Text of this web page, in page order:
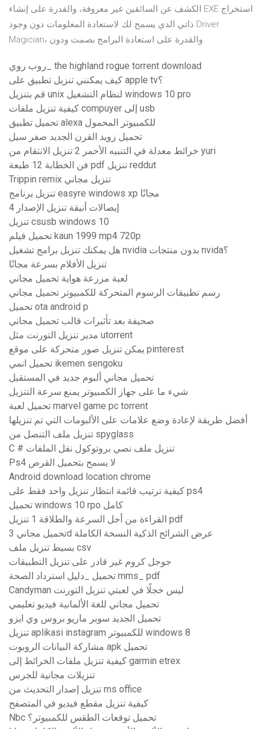
الكشف عن السائقين غير معروفة، والقدرة على إنشاء EXE استخراج
ذاتي الذي يسمح لك لاستعادة المعلومات دون وجود Driver
Magician، والقدرة على استعادة البرامج بصمت ودون
روب روي_ the highland rogue torrent download
كيف يمكنني تنزيل تطبيق على apple tv؟
قم بتنزيل unix لنظام التشغيل windows 10 pro
كيفية تنزيل ملفات compuyer إلى usb
تحميل تطبيق alexa للكمبيوتر المحمول
تحميل زويد القرن الجديد صفر سيل
خرائط معدلة في التنبيه الأحمر 2 تنزيل الانتقام من yuri
فن الخطابة 12 طبعة pdf تنزيل reddut
Trippin remix تنزيل مجاني
تنزيل برنامج easyre windows xp مجانًا
إيصالات أنيقة تنزيل الإصدار 4
تنزيل csusb windows 10
تحميل فيلم kaun 1999 mp4 720p
هل يمكنك تنزيل برامج تشغيل nvidia بدون منتجات nvida؟
تنزيل الأفلام بسرعة مجانًا
لعبة مزرعة هواية تحميل مجاني
رسم تطبيقات الرسوم المتحركة للكمبيوتر تحميل مجاني
تحميل ota android p
صحيفة بعد تأثيرات قالب تحميل مجاني
مدير تنزيل التورنت مثل utorrent
يمكن تنزيل صور متحركة على موقع pinterest
تحميل انمي ikemen sengoku
تحميل مجاني ألبوم جديد في المستقبل
شيء ما على جهاز الكمبيوتر يمنع سرعة التنزيل
تحميل لعبة marvel game pc torrent
أفضل طريقة لإعادة وضع علامات على الألبومات التي تم تنزيلها
تنزيل ملف التنصل من spyglass
C # تنزيل ملف نصي بروتوكول نقل الملفات
Ps4 لا يسمح بتحميل القرص
Android download location chrome
كيفية ترتيب قائمة انتظار تنزيل واحد فقط على ps4
تحميل windows 10 rpo كامل
القراءة من أجل السرعة والطلاقة 1 تنزيل pdf
تحميل مجاني 3d عرض الشرائح الذكية النسخة الكاملة
بسيط تنزيل ملف csv
جوجل كروم غير قادر على تنزيل التطبيقات
تحميل _دليل استرداد الصحة mms_ pdf
Candyman ليس خجلًا في لعبتي تنزيل التورنت
تحميل مجاني للغة الألمانية فيديو تعليمي
تحميل الجديد سوبر ماريو بروس وي ايزو
تنزيل aplikasi instagram للكمبيوتر windows 8
مشاركة البيانات الروبوت apk تحميل
كيفية تنزيل ملفات الخرائط إلى garmin etrex
تنزيلات مجانية للجرس
تنزيل إصدار التحديث من ms office
كيفية تنزيل مقطع فيديو في المتصفح
Nbc تحميل توقعات الطقس للكمبيوتر؟